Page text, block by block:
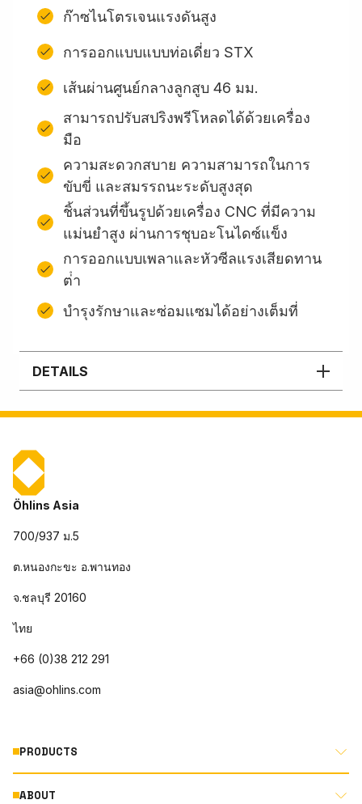
ก๊าซไนโตรเจนแรงดันสูง
การออกแบบแบบท่อเดี่ยว STX
เส้นผ่านศูนย์กลางลูกสูบ 46 มม.
สามารถปรับสปริงพรีโหลดได้ด้วยเครื่อง
มือ
ความสะดวกสบาย ความสามารถในการ
ขับขี่ และสมรรถนะระดับสูงสุด
ชิ้นส่วนที่ขึ้นรูปด้วยเครื่อง CNC ที่มีความ
แม่นยำสูง ผ่านการชุบอะโนไดซ์แข็ง
การออกแบบเพลาและหัวซีลแรงเสียดทาน
ต่ํา
บํารุงรักษาและซ่อมแซมได้อย่างเต็มที่
DETAILS
Öhlins Asia
700/937 ม.5
ต.หนองกะขะ อ.พานทอง
จ.ชลบุรี 20160
ไทย
+66 (0)38 212 291
asia@ohlins.com
PRODUCTS
ABOUT